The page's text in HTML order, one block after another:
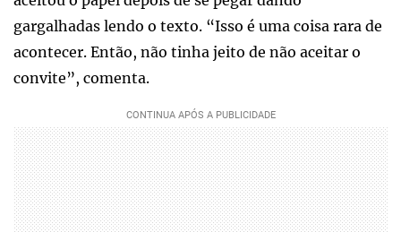
gargalhadas lendo o texto. “Isso é uma coisa rara de
acontecer. Então, não tinha jeito de não aceitar o
convite”, comenta.